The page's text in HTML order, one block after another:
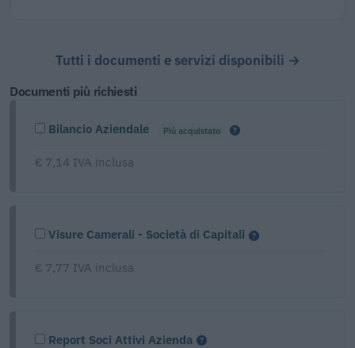
Tutti i documenti e servizi disponibili →
Documenti più richiesti
Bilancio Aziendale Più acquistato
€ 7,14 IVA inclusa
Visure Camerali - Società di Capitali
€ 7,77 IVA inclusa
Report Soci Attivi Azienda